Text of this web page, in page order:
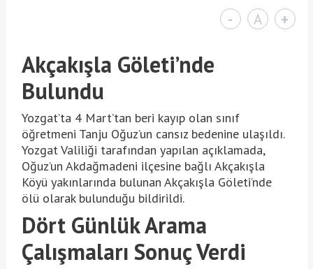
- A +
Akçakışla Göleti’nde
Bulundu
Yozgat’ta 4 Mart’tan beri kayıp olan sınıf
öğretmeni Tanju Oğuz’un cansız bedenine ulaşıldı.
Yozgat Valiliği tarafından yapılan açıklamada,
Oğuz’un Akdağmadeni ilçesine bağlı Akçakışla
Köyü yakınlarında bulunan Akçakışla Göleti’nde
ölü olarak bulunduğu bildirildi.
Dört Günlük Arama
Çalışmaları Sonuç Verdi